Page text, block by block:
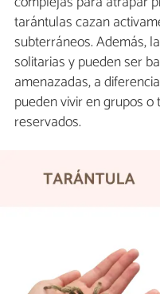
tarántulas cazan
subterráneos. Además,
solitarias y pueden ser
amenazadas, a
pueden vivir en grupos
reservados.